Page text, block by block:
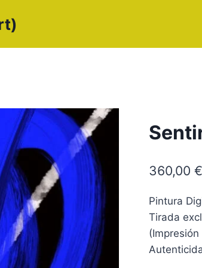
360,00 €
Pintura
Tirada